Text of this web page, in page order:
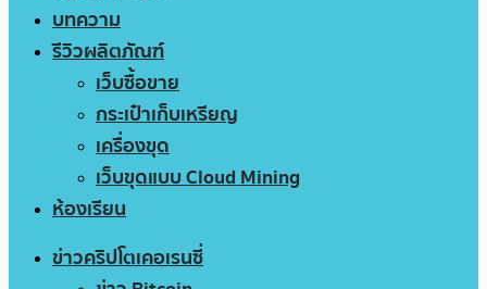
บทความ
รีวิวผลิตภัณฑ์
เว็บซื้อขาย
กระเป๋าเก็บเหรียญ
เครื่องขุด
เว็บขุดแบบ Cloud Mining
ห้องเรียน
ข่าวคริปโตเคอเรนซี่